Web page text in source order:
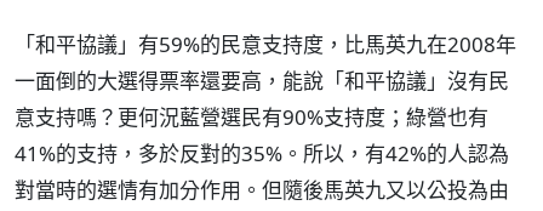
「和平協議」有59%的民意支持度，比馬英九在2008年
一面倒的大選得票率還要高，能說「和平協議」沒有民
意支持嗎？更何況藍營選民有90%支持度；綠營也有
41%的支持，多於反對的35%。所以，有42%的人認為
對當時的選情有加分作用。但隨後馬英九又以公投為由